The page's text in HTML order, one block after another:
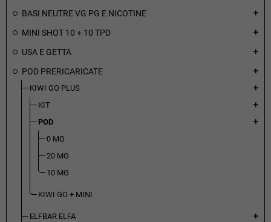
BASI NEUTRE VG PG E NICOTINE add
MINI SHOT 10 + 10 TPD add
USA E GETTA add
POD PRERICARICATE add
KIWI GO PLUS add
KIT add
POD add
0 MG
20 MG
10 MG
KIWI GO + MINI
ELFBAR ELFA add